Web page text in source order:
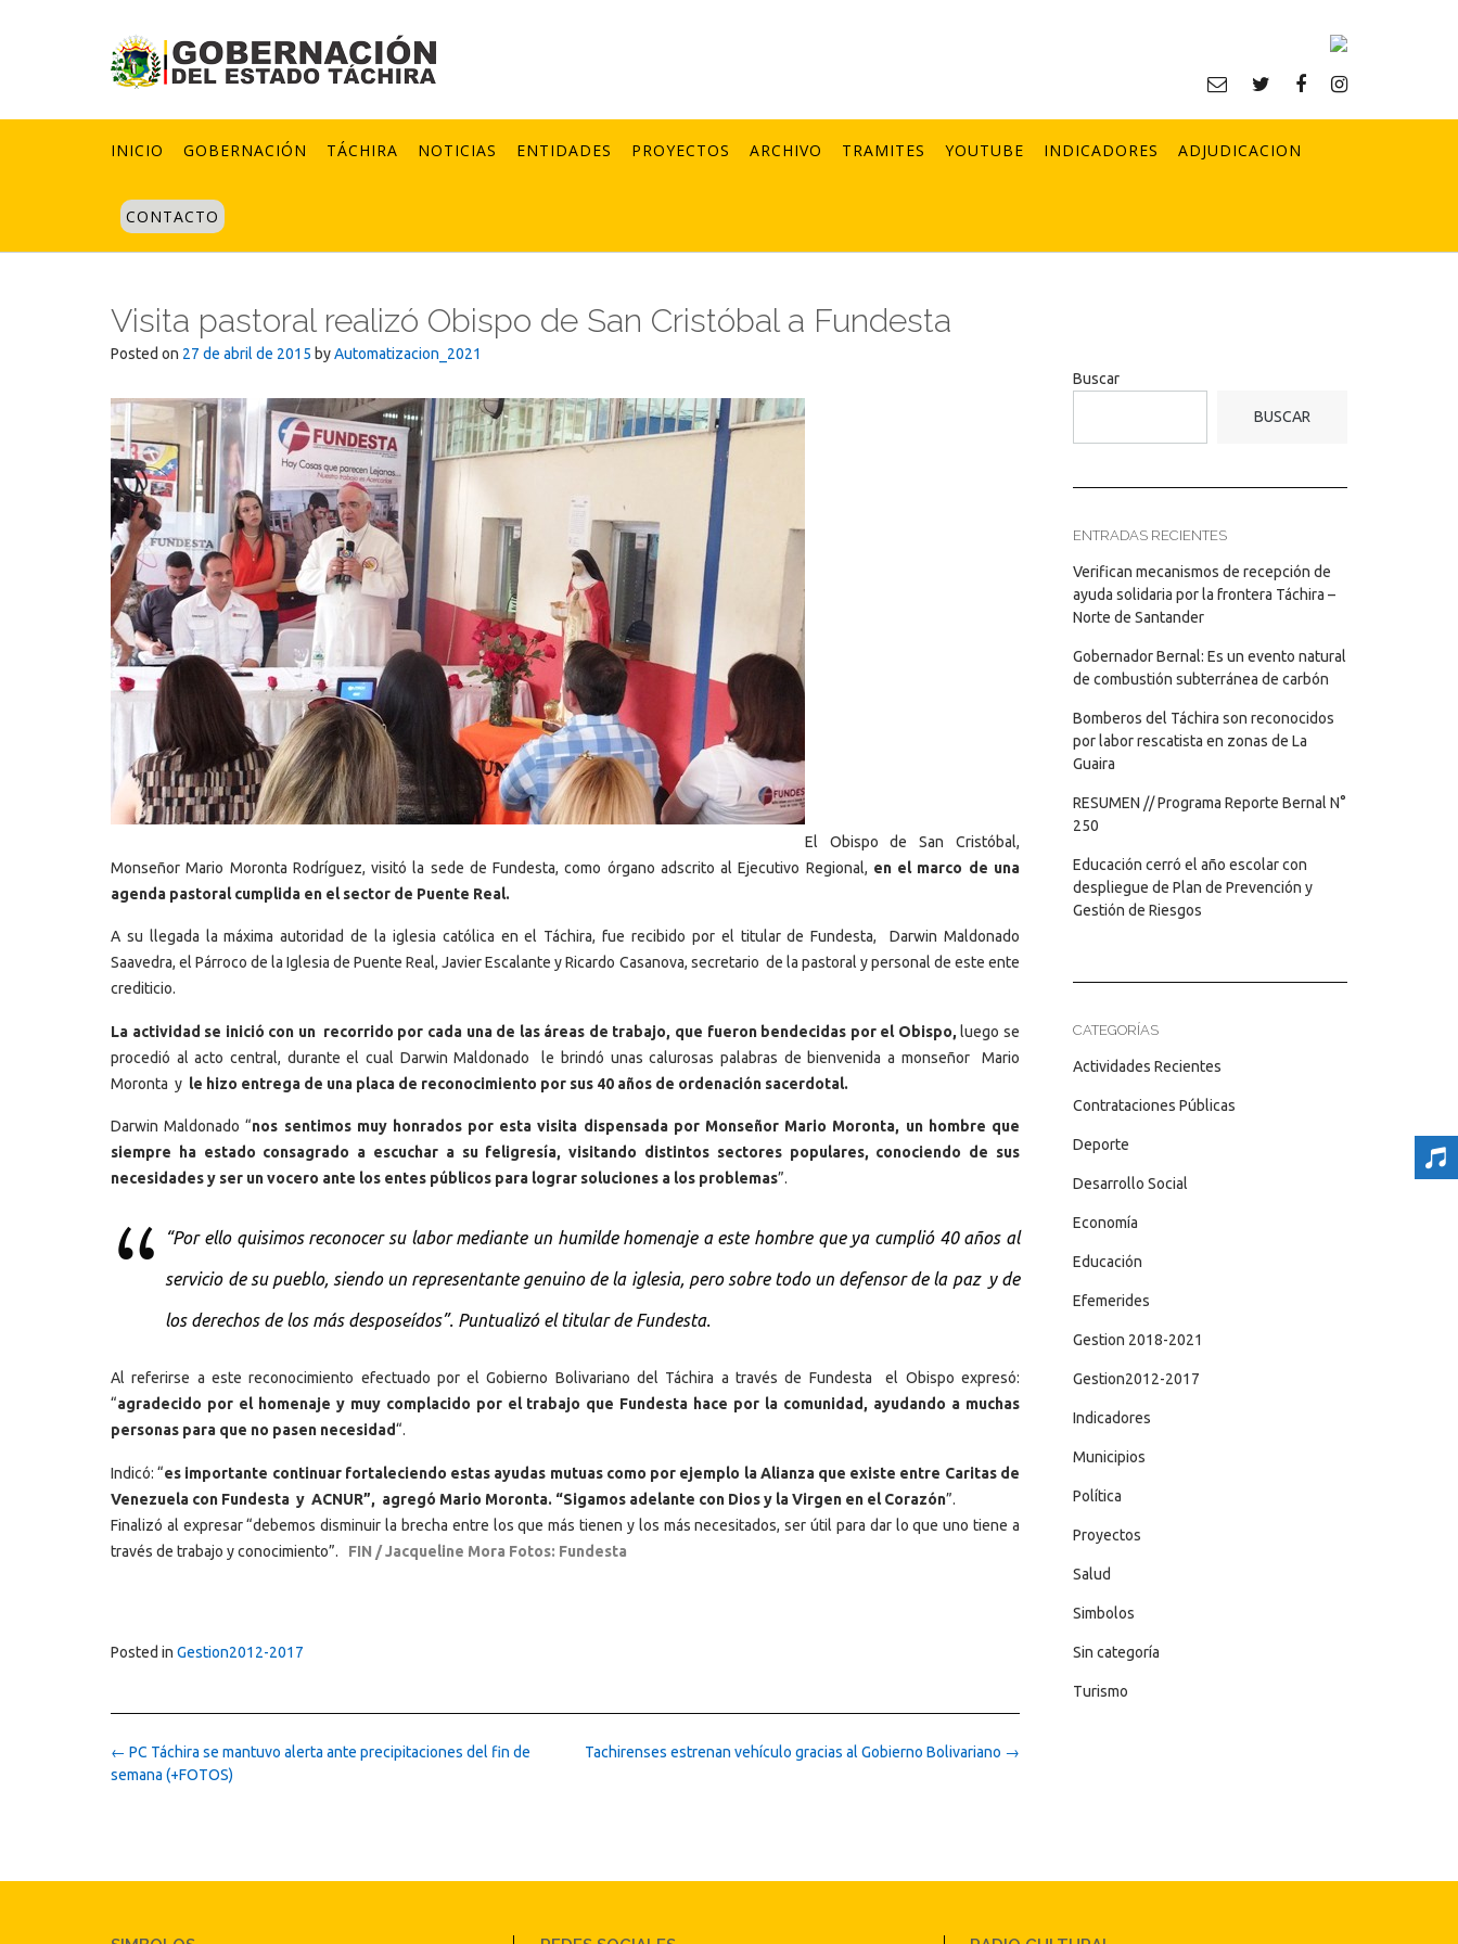
INICIO GOBERNACIÓN TÁCHIRA NOTICIAS ENTIDADES PROYECTOS ARCHIVO TRAMITES YOUTUBE INDICADORES ADJUDICACION
CONTACTO
Visita pastoral realizó Obispo de San Cristóbal a Fundesta
Posted on 27 de abril de 2015 byAutomatizacion_2021
El Obispo de San Cristóbal,
Monseñor Mario Moronta Rodríguez, visitó la sede de Fundesta, como órgano adscrito al Ejecutivo Regional, en el marco de una
agenda pastoral cumplida en el sector de Puente Real.
A su llegada la máxima autoridad de la iglesia católica en el Táchira, fue recibido por el titular de Fundesta, Darwin Maldonado
Saavedra, el Párroco de la Iglesia de Puente Real, Javier Escalante y Ricardo Casanova, secretario de la pastoral y personal de este ente
crediticio.
La actividad se inició con un recorrido por cada una de las áreas de trabajo, que fueron bendecidas por el Obispo, luego se
procedió al acto central, durante el cual Darwin Maldonado le brindó unas calurosas palabras de bienvenida a monseñor Mario
Moronta y le hizo entrega de una placa de reconocimiento por sus 40 años de ordenación sacerdotal.
Darwin Maldonado “nos sentimos muy honrados por esta visita dispensada por Monseñor Mario Moronta, un hombre que
siempre ha estado consagrado a escuchar a su feligresía, visitando distintos sectores populares, conociendo de sus
necesidades y ser un vocero ante los entes públicos para lograr soluciones a los problemas”.
“Por ello quisimos reconocer su labor mediante un humilde homenaje a este hombre que ya cumplió 40 años al
servicio de su pueblo, siendo un representante genuino de la iglesia, pero sobre todo un defensor de la paz y de
los derechos de los más desposeídos”. Puntualizó el titular de Fundesta.
Al referirse a este reconocimiento efectuado por el Gobierno Bolivariano del Táchira a través de Fundesta el Obispo expresó:
“agradecido por el homenaje y muy complacido por el trabajo que Fundesta hace por la comunidad, ayudando a muchas
personas para que no pasen necesidad“.
Indicó: “es importante continuar fortaleciendo estas ayudas mutuas como por ejemplo la Alianza que existe entre Caritas de
Venezuela con Fundesta y ACNUR”, agregó Mario Moronta. “Sigamos adelante con Dios y la Virgen en el Corazón”.
Finalizó al expresar “debemos disminuir la brecha entre los que más tienen y los más necesitados, ser útil para dar lo que uno tiene a
través de trabajo y conocimiento”. FIN / Jacqueline Mora Fotos: Fundesta
Posted in Gestion2012-2017
Post
navigation
Tachirenses estrenan vehículo gracias al Gobierno Bolivariano →
← PC Táchira se mantuvo alerta ante precipitaciones del fin de
semana (+FOTOS)
Buscar
BUSCAR
ENTRADAS RECIENTES
Verifican mecanismos de recepción de
ayuda solidaria por la frontera Táchira –
Norte de Santander
Gobernador Bernal: Es un evento natural
de combustión subterránea de carbón
Bomberos del Táchira son reconocidos
por labor rescatista en zonas de La
Guaira
RESUMEN // Programa Reporte Bernal N°
250
Educación cerró el año escolar con
despliegue de Plan de Prevención y
Gestión de Riesgos
CATEGORÍAS
Actividades Recientes
Contrataciones Públicas
Deporte
Desarrollo Social
Economía
Educación
Efemerides
Gestion 2018-2021
Gestion2012-2017
Indicadores
Municipios
Política
Proyectos
Salud
Simbolos
Sin categoría
Turismo